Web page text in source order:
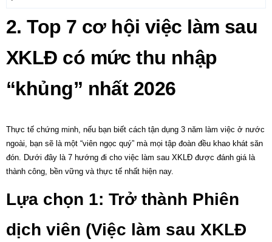
2. Top 7 cơ hội việc làm sau
XKLĐ có mức thu nhập
“khủng” nhất 2026
Thực tế chứng minh, nếu bạn biết cách tận dụng 3 năm làm việc ở nước
ngoài, bạn sẽ là một “viên ngọc quý” mà mọi tập đoàn đều khao khát săn
đón. Dưới đây là 7 hướng đi cho việc làm sau XKLĐ được đánh giá là
thành công, bền vững và thực tế nhất hiện nay.
Lựa chọn 1: Trở thành Phiên
dịch viên (Việc làm sau XKLĐ